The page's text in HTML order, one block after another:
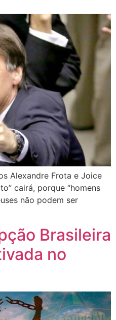
Alexandre Frota e Joice
cairá, porque “homens
não podem ser
Brasileira
no